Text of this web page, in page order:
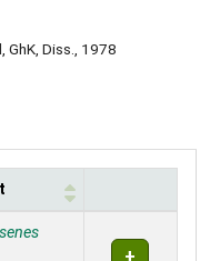
GhK, Diss., 1978